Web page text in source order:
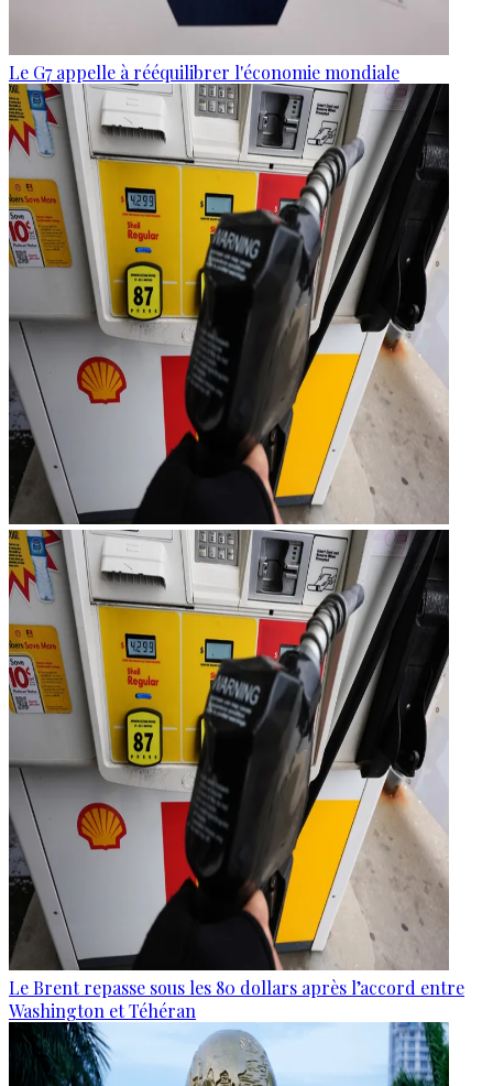
Le G7 appelle à rééquilibrer l'économie mondiale
Le Brent repasse sous les 80 dollars après l’accord entre
Washington et Téhéran